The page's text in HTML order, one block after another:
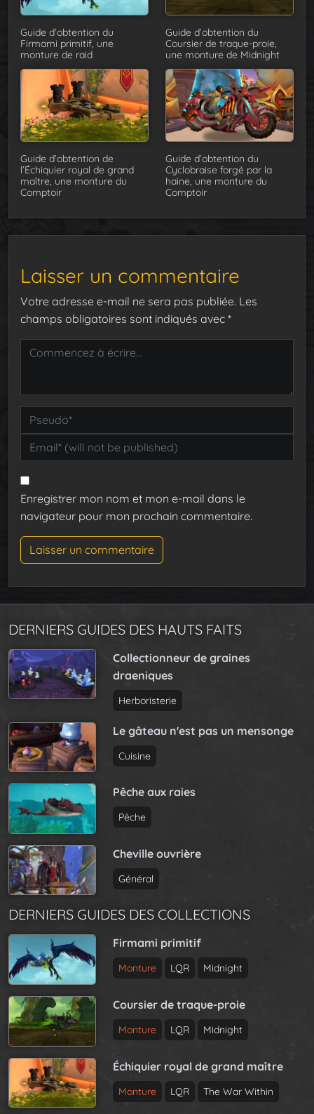
Guide d’obtention du
Firmami primitif, une
monture de raid
Guide d’obtention du
Coursier de traque-proie,
une monture de Midnight
Guide d’obtention de
l’Échiquier royal de grand
maître, une monture du
Comptoir
Guide d’obtention du
Cyclobraise forgé par la
haine, une monture du
Comptoir
Laisser un commentaire
Votre adresse e-mail ne sera pas publiée. Les
champs obligatoires sont indiqués avec *
Enregistrer mon nom et mon e-mail dans le
navigateur pour mon prochain commentaire.
DERNIERS GUIDES DES HAUTS FAITS
Collectionneur de graines
draeniques
Herboristerie
Le gâteau n'est pas un mensonge
Cuisine
Pêche aux raies
Pêche
Cheville ouvrière
Général
DERNIERS GUIDES DES COLLECTIONS
Firmami primitif
Monture LQR Midnight
Coursier de traque-proie
Monture LQR Midnight
Échiquier royal de grand maître
Monture LQR The War Within